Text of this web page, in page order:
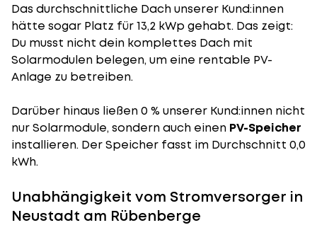
Das durchschnittliche Dach unserer Kund:innen
hätte sogar Platz für 13,2 kWp gehabt. Das zeigt:
Du musst nicht dein komplettes Dach mit
Solarmodulen belegen, um eine rentable PV-
Anlage zu betreiben.
Darüber hinaus ließen 0 % unserer Kund:innen nicht
nur Solarmodule, sondern auch einen PV-Speicher
installieren. Der Speicher fasst im Durchschnitt 0,0
kWh.
Unabhängigkeit vom Stromversorger in
Neustadt am Rübenberge